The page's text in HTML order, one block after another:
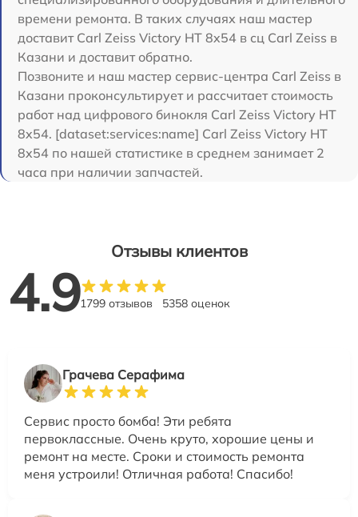
времени ремонта. В таких случаях наш мастер
доставит Carl Zeiss Victory HT 8x54 в сц Carl Zeiss в
Казани и доставит обратно.
Позвоните и наш мастер сервис-центра Carl Zeiss в
Казани проконсультирует и рассчитает стоимость
работ над цифрового бинокля Carl Zeiss Victory HT
8x54. [dataset:services:name] Carl Zeiss Victory HT
8x54 по нашей статистике в среднем занимает 2
часа при наличии запчастей.
Отзывы клиентов
4.91799 отзывов 5358 оценок
Грачева Серафима
Сервис просто бомба! Эти ребята
первоклассные. Очень круто, хорошие цены и
ремонт на месте. Сроки и стоимость ремонта
меня устроили! Отличная работа! Спасибо!